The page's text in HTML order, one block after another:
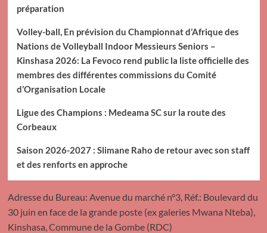
préparation
Volley-ball, En prévision du Championnat d’Afrique des
Nations de Volleyball Indoor Messieurs Seniors –
Kinshasa 2026: La Fevoco rend public la liste officielle des
membres des différentes commissions du Comité
d’Organisation Locale
Ligue des Champions : Medeama SC sur la route des
Corbeaux
Saison 2026-2027 : Slimane Raho de retour avec son staff
et des renforts en approche
Adresse du Bureau: Avenue du marché n°3, Réf.: Boulevard du
30 juin en face de la grande poste (ex galeries Mwana Nteba),
Kinshasa, Commune de la Gombe (RDC)